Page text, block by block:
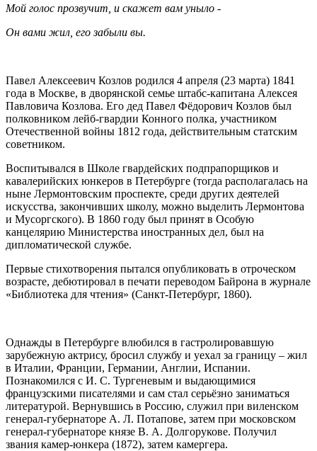
Мой голос прозвучит, и скажет вам уныло -
Он вами жил, его забыли вы.
Павел Алексеевич Козлов родился 4 апреля (23 марта) 1841
года в Москве, в дворянской семье штабс-капитана Алексея
Павловича Козлова. Его дед Павел Фёдорович Козлов был
полковником лейб-гвардии Конного полка, участником
Отечественной войны 1812 года, действительным статским
советником.
Воспитывался в Школе гвардейских подпрапорщиков и
кавалерийских юнкеров в Петербурге (тогда располагалась на
ныне Лермонтовским проспекте, среди других деятелей
искусства, закончивших школу, можно выделить Лермонтова
и Мусоргского). В 1860 году был принят в Особую
канцелярию Министерства иностранных дел, был на
дипломатической службе.
Первые стихотворения пытался опубликовать в отроческом
возрасте, дебютировал в печати переводом Байрона в журнале
«Библиотека для чтения» (Санкт-Петербург, 1860).
Однажды в Петербурге влюбился в гастролировавшую
зарубежную актрису, бросил службу и уехал за границу – жил
в Италии, Франции, Германии, Англии, Испании.
Познакомился с И. С. Тургеневым и выдающимися
французскими писателями и сам стал серьёзно заниматься
литературой. Вернувшись в Россию, служил при виленском
генерал-губернаторе А. Л. Потапове, затем при московском
генерал-губернаторе князе В. А. Долгорукове. Получил
звания камер-юнкера (1872), затем камергера.